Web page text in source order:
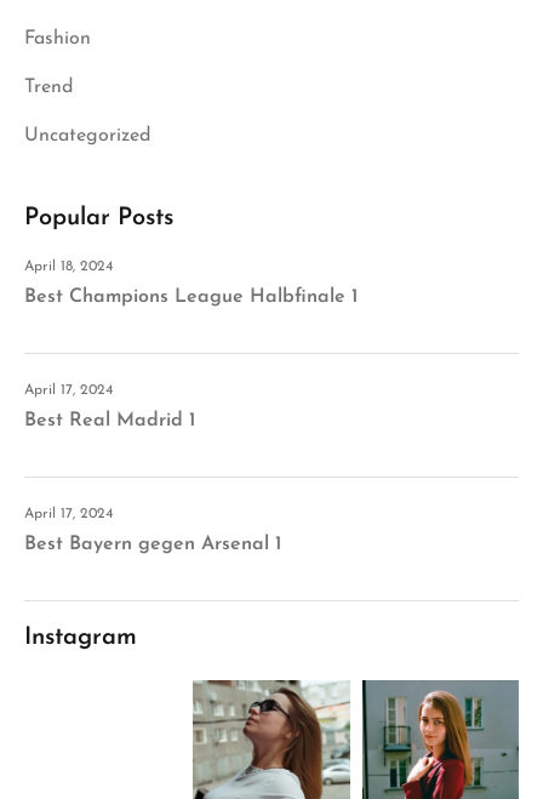
Fashion
Trend
Uncategorized
Popular Posts
April 18, 2024
Best Champions League Halbfinale 1
April 17, 2024
Best Real Madrid 1
April 17, 2024
Best Bayern gegen Arsenal 1
Instagram